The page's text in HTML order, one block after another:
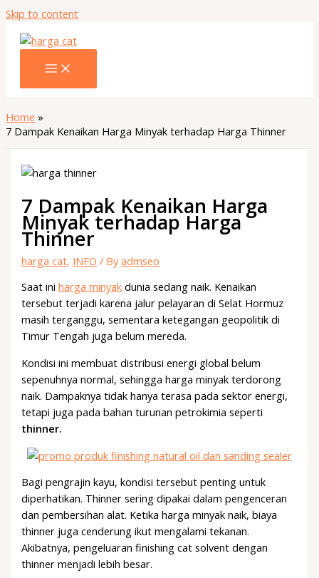
Skip to content
Home
7 Dampak Kenaikan Harga Minyak terhadap Harga Thinner
7 Dampak Kenaikan Harga
Minyak terhadap Harga
Thinner
harga cat, INFO / Byadmseo
Saat iniharga minyak dunia sedang naik. Kenaikan
tersebut terjadi karena jalur pelayaran di Selat Hormuz
masih terganggu, sementara ketegangan geopolitik di
Timur Tengah juga belum mereda.
Kondisi ini membuat distribusi energi global belum
sepenuhnya normal, sehingga harga minyak terdorong
naik. Dampaknya tidak hanya terasa pada sektor energi,
tetapi juga pada bahan turunan petrokimia seperti
thinner.
Bagi pengrajin kayu, kondisi tersebut penting untuk
diperhatikan. Thinner sering dipakai dalam pengenceran
dan pembersihan alat. Ketika harga minyak naik, biaya
thinner juga cenderung ikut mengalami tekanan.
Akibatnya, pengeluaran finishing cat solvent dengan
thinner menjadi lebih besar.